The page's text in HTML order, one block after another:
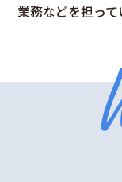
業務などを担って